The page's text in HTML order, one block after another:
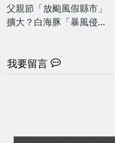
父親節「放颱風假縣市」
擴大？白海豚「暴風侵襲
我要留言